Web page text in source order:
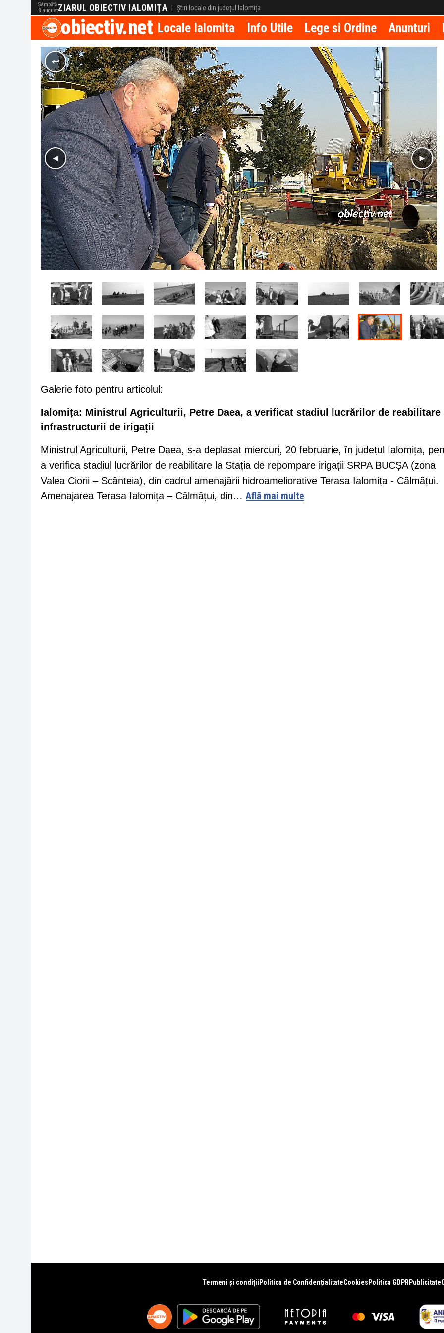
Sâmbătă
8 augustZIARUL OBIECTIV IALOMIȚA | Știri locale din județul Ialomița
obiectiv.net Locale Ialomita Info Utile Lege si Ordine Anunturi
Galerie foto pentru articolul:
Ialomița: Ministrul Agriculturii, Petre Daea, a verificat stadiul lucrărilor de reabilitare
infrastructurii de irigații
Ministrul Agriculturii, Petre Daea, s-a deplasat miercuri, 20 februarie, în județul Ialomița,
a verifica stadiul lucrărilor de reabilitare la Stația de repompare irigații SRPA BUCȘA (zona
Valea Ciorii – Scânteia), din cadrul amenajării hidroameliorative Terasa Ialomița - Călmățui.
Amenajarea Terasa Ialomița – Călmățui, din… Află mai multe
Termeni și condiții Politica de ConfidențialitateCookies Politica GDPR Publicitate